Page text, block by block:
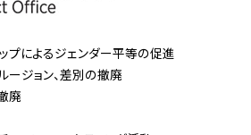
プによるジェンダー平等の促進
ージョン、差別の撤廃
廃